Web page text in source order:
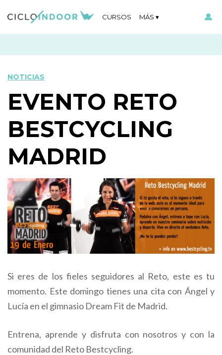
CURSOS MÁS
NOTICIAS
EVENTO RETO
BESTCYCLING
MADRID
Si eres de los fieles seguidores al Reto, este es tu
momento. Este domingo tienes una cita con Ángel y
Lucía en el gimnasio Dream Fit de Madrid.
Entrena, aprende y disfruta con nosotros y con la
comunidad del Reto Bestcycling.